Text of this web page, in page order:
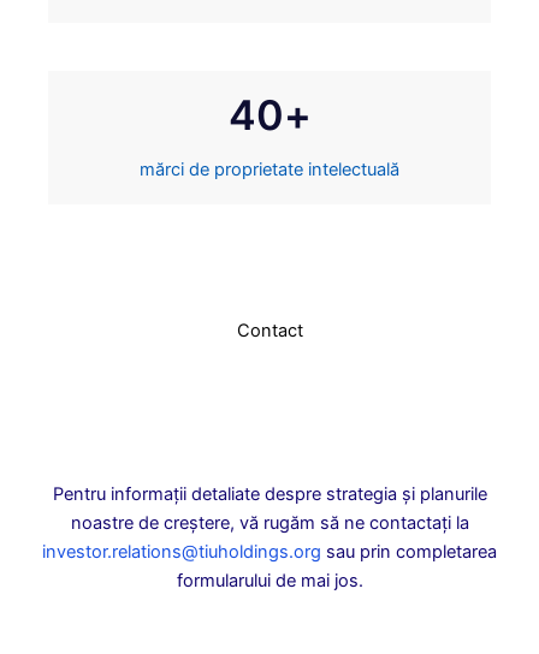
40+
mărci de proprietate intelectuală
Contact
Pentru informații detaliate despre strategia și planurile
noastre de creștere, vă rugăm să ne contactați la
investor.relations@tiuholdings.org sau prin completarea
formularului de mai jos.